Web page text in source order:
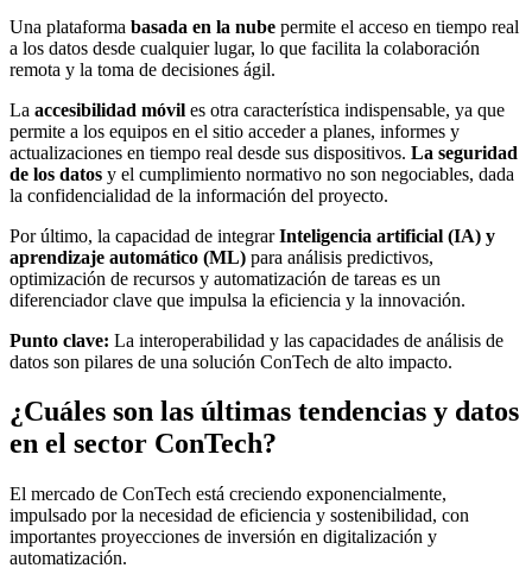
Una plataforma basada en la nube permite el acceso en tiempo real
a los datos desde cualquier lugar, lo que facilita la colaboración
remota y la toma de decisiones ágil.
La accesibilidad móvil es otra característica indispensable, ya que
permite a los equipos en el sitio acceder a planes, informes y
actualizaciones en tiempo real desde sus dispositivos. La seguridad
de los datos y el cumplimiento normativo no son negociables, dada
la confidencialidad de la información del proyecto.
Por último, la capacidad de integrarInteligencia artificial (IA) y
aprendizaje automático (ML) para análisis predictivos,
optimización de recursos y automatización de tareas es un
diferenciador clave que impulsa la eficiencia y la innovación.
Punto clave: La interoperabilidad y las capacidades de análisis de
datos son pilares de una solución ConTech de alto impacto.
¿Cuáles son las últimas tendencias y datos
en el sector ConTech?
El mercado de ConTech está creciendo exponencialmente,
impulsado por la necesidad de eficiencia y sostenibilidad, con
importantes proyecciones de inversión en digitalización y
automatización.